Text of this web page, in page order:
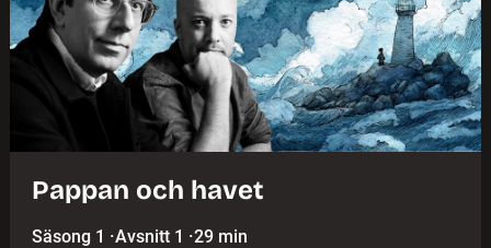
Pappan och havet
Säsong 1 ·Avsnitt 1 ·29 min